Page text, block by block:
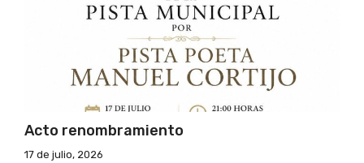
Acto renombramiento
17 de julio, 2026